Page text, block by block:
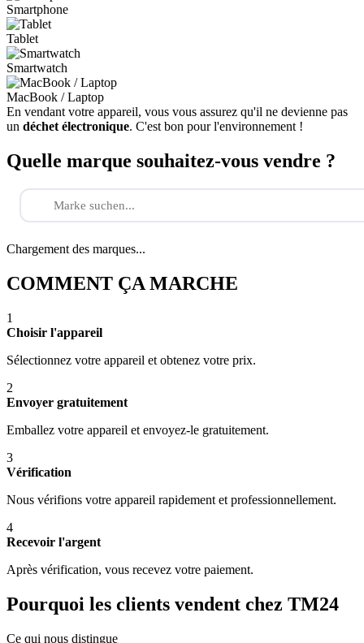
Smartphone
Tablet
Smartwatch
MacBook / Laptop
En vendant votre appareil, vous vous assurez qu'il ne devienne pas
un déchet électronique. C'est bon pour l'environnement !
Quelle marque souhaitez-vous vendre ?
Chargement des marques...
COMMENT ÇA MARCHE
1
Choisir l'appareil
Sélectionnez votre appareil et obtenez votre prix.
2
Envoyer gratuitement
Emballez votre appareil et envoyez-le gratuitement.
3
Vérification
Nous vérifions votre appareil rapidement et professionnellement.
4
Recevoir l'argent
Après vérification, vous recevez votre paiement.
Pourquoi les clients vendent chez TM24
Ce qui nous distingue